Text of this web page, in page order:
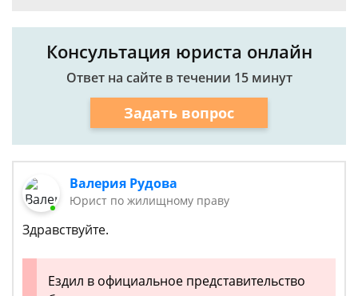
Консультация юриста онлайн
Ответ на сайте в течении 15 минут
Задать вопрос
Валерия Рудова
Юрист по жилищному праву
Здравствуйте.
Ездил в официальное представительство